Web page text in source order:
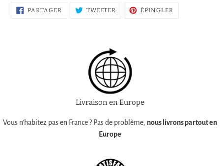
PARTAGER PARTAGERTWEETER TWEETERÉPINGLER
Livraison en Europe
Vous n'habitez pas en France ? Pas de problème, nous livrons partout en
Europe